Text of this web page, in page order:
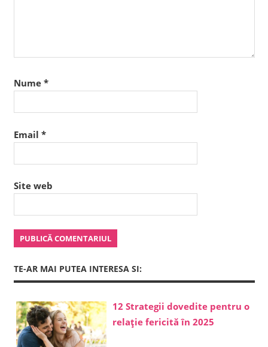
Nume *
Email *
Site web
TE-AR MAI PUTEA INTERESA SI:
12 Strategii dovedite pentru o
relație fericită în 2025